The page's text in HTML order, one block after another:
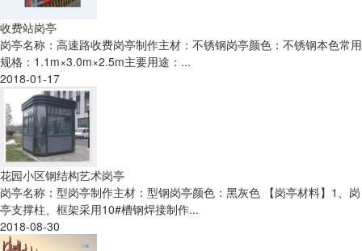
收费站岗亭
岗亭名称：高速路收费岗亭制作主材：不锈钢岗亭颜色：不锈钢本色常用
规格：1.1m×3.0m×2.5m主要用途：...
2018-01-17
花园小区钢结构艺术岗亭
岗亭名称：型岗亭制作主材：型钢岗亭颜色：黑灰色 【岗亭材料】1、岗
亭支撑柱、框架采用10#槽钢焊接制作...
2018-08-30